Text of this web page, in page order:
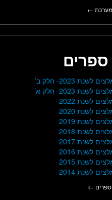
מערכת ←
ספרים
2023- חלק ב’
2023- חלק א’
לשנת 2022
לשנת 2020
לשנת 2019
לשנת 2018
לשנת 2017
לשנת 2016
לשנת 2015
לשנת 2014
ספרים ←